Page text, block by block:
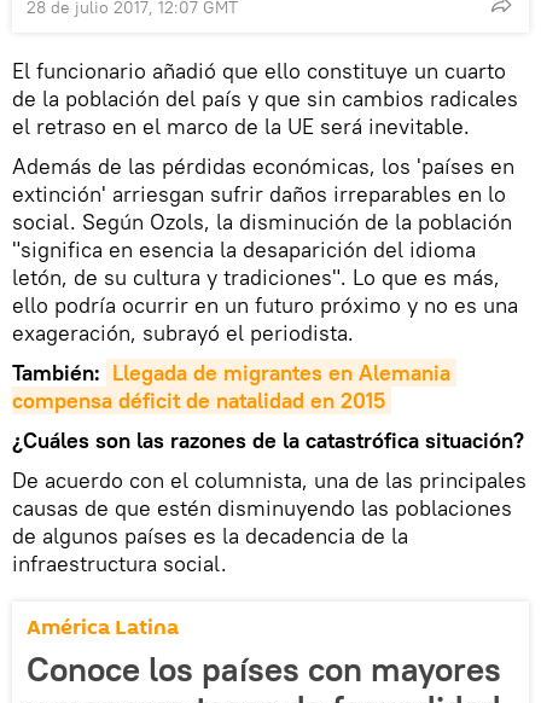
28 de julio 2017, 12:07 GMT
El funcionario añadió que ello constituye un cuarto
de la población del país y que sin cambios radicales
el retraso en el marco de la UE será inevitable.
Además de las pérdidas económicas, los 'países en
extinción' arriesgan sufrir daños irreparables en lo
social. Según Ozols, la disminución de la población
"significa en esencia la desaparición del idioma
letón, de su cultura y tradiciones". Lo que es más,
ello podría ocurrir en un futuro próximo y no es una
exageración, subrayó el periodista.
También: Llegada de migrantes en Alemania
compensa déficit de natalidad en 2015
¿Cuáles son las razones de la catastrófica situación?
De acuerdo con el columnista, una de las principales
causas de que estén disminuyendo las poblaciones
de algunos países es la decadencia de la
infraestructura social.
América Latina
Conoce los países con mayores